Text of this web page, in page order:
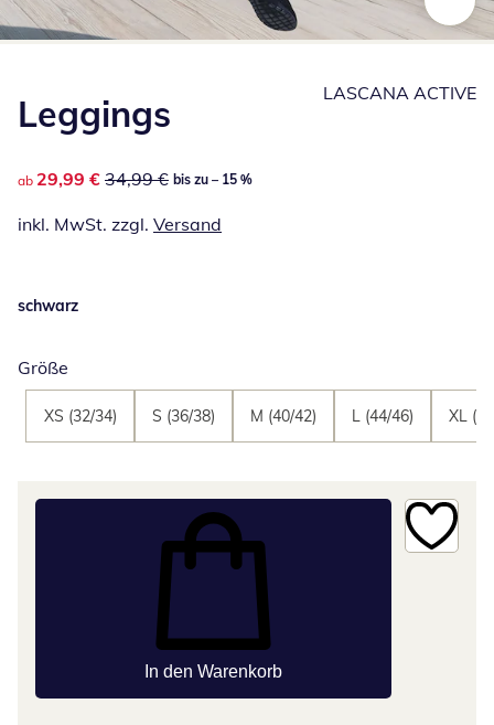
Leggings
reduzierter Preis 29,99 €, vorheriger Preis: 34,99 €
ab 29,99 € 34,99 € bis zu – 15 %
inkl. MwSt. zzgl. Versand
LASCANA ACTIVE
schwarz
Größe
XS (32/34) S (36/38) M (40/42) L (44/46) XL
In den Warenkorb